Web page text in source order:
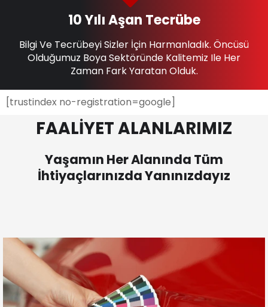
10 Yılı Aşan Tecrübe
Bilgi Ve Tecrübeyi Sizler İçin Harmanladık. Öncüsü
Olduğumuz Boya Sektöründe Kalitemiz Ile Her
Zaman Fark Yaratan Olduk.
[trustindex no-registration=google]
FAALİYET ALANLARIMIZ
Yaşamın Her Alanında Tüm
İhtiyaçlarınızda Yanınızdayız